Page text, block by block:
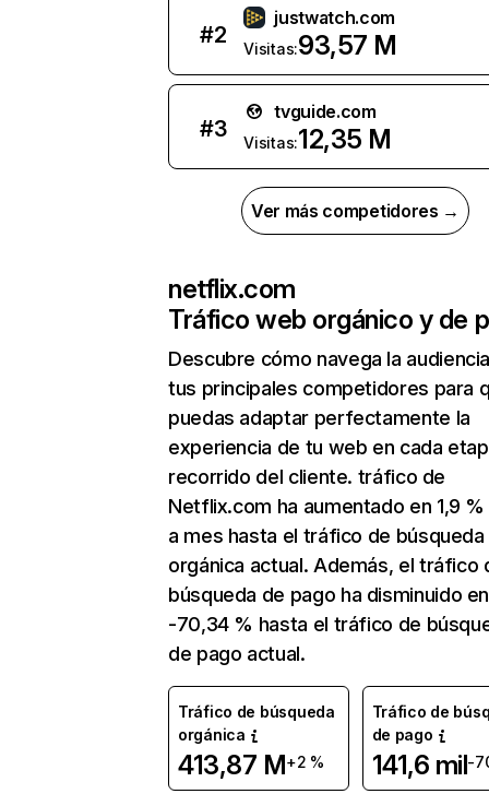
#2
justwatch.com
Visitas:93,57 M
#3
tvguide.com
Visitas:12,35 M
Ver más competidores →
netflix.com
Tráfico web orgánico y de
Descubre cómo navega la
tus principales competidores para
puedas adaptar perfectamente la
experiencia de tu web en cada
recorrido del cliente. tráfico de
Netflix.com ha aumentado en 1,9
a mes hasta el tráfico de búsqueda
orgánica actual. Además, el tráfico
búsqueda de pago ha disminuido en
-70,34 % hasta el tráfico de
de pago actual.
Tráfico de búsqueda
orgánica
413,87 M+2 %
Tráfico de
de pago
141,6 mil-